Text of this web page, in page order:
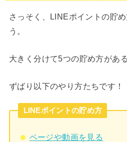
さっそく、LINEポイントの貯
う。
大きく分けて5つの貯め方があ
ずばり以下のやり方たちです！
LINEポイントの貯め方
ページや動画を見る